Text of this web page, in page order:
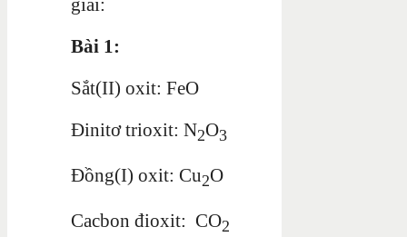
Bài 1:
Sắt(II) oxit: FeO
Đinitơ trioxit: N2O3
Đồng(I) oxit: Cu2O
Cacbon đioxit: CO2